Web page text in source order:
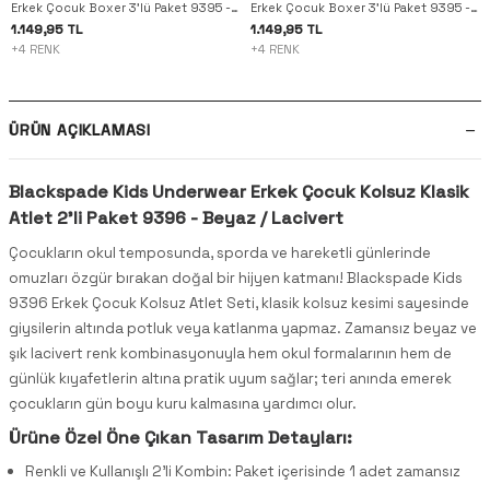
Erkek Çocuk Boxer 3'lü Paket 9395 - Beyaz
1.149,95 TL
+4 RENK
Erkek Çocuk Boxer 3'lü Paket 9395 - Lacivert Aqua Beyaz
1.149,95 TL
+4 RENK
ÜRÜN AÇIKLAMASI
Blackspade Kids Underwear Erkek Çocuk Kolsuz Klasik
Atlet 2'li Paket 9396 - Beyaz / Lacivert
Çocukların okul temposunda, sporda ve hareketli günlerinde
omuzları özgür bırakan doğal bir hijyen katmanı! Blackspade Kids
9396 Erkek Çocuk Kolsuz Atlet Seti, klasik kolsuz kesimi sayesinde
giysilerin altında potluk veya katlanma yapmaz. Zamansız beyaz ve
şık lacivert renk kombinasyonuyla hem okul formalarının hem de
günlük kıyafetlerin altına pratik uyum sağlar; teri anında emerek
çocukların gün boyu kuru kalmasına yardımcı olur.
Ürüne Özel Öne Çıkan Tasarım Detayları:
Renkli ve Kullanışlı 2'li Kombin: Paket içerisinde 1 adet zamansız